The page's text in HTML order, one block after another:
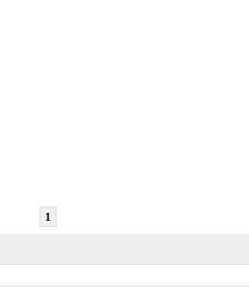
1